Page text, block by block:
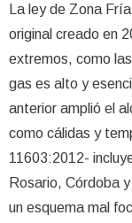
La ley de Zona
original creado en
extremos, como
gas es alto y
anterior amplió el
como cálidas y
11603:2012-
Rosario, Córdoba
un esquema mal